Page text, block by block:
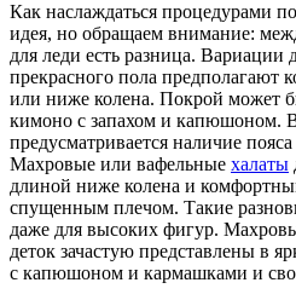
Как наслаждаться процедурами
идея, но обращаем внимание:
для леди есть разница. Вариации
прекрасного пола предполагают
или ниже колена. Покрой может
кимоно с запахом и капюшоном.
предусматривается наличие
Махровые или вафельные халаты
длиной ниже колена и
спущенным плечом. Такие
даже для высоких фигур.
деток зачастую представлены в
с капюшоном и кармашками и